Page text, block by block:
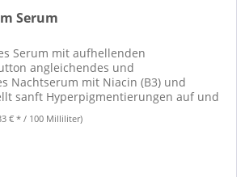
Serum
Serum mit aufhellenden
angleichendes und
Nachtserum mit Niacin (B3) und
sanft Hyperpigmentierungen auf und
€ * / 100 Milliliter)